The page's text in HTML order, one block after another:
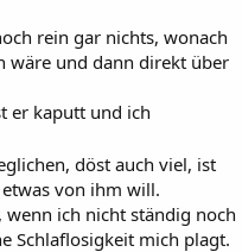
rein gar nichts, wonach
wäre und dann direkt über
er kaputt und ich
döst auch viel, ist
von ihm will.
wenn ich nicht ständig noch
Schlaflosigkeit mich plagt.